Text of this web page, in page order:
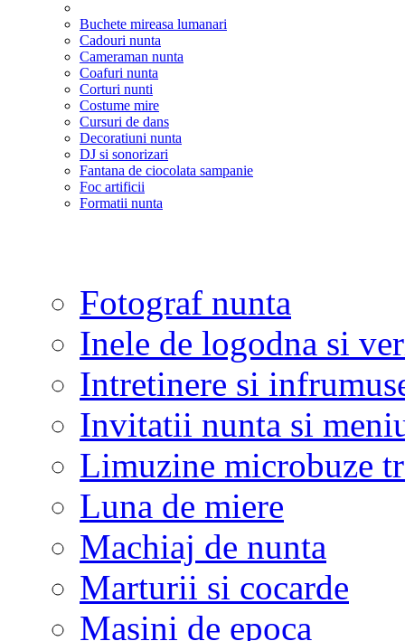
Buchete mireasa lumanari
Cadouri nunta
Cameraman nunta
Coafuri nunta
Corturi nunti
Costume mire
Cursuri de dans
Decoratiuni nunta
DJ si sonorizari
Fantana de ciocolata sampanie
Foc artificii
Formatii nunta
Fotograf nunta
Inele de logodna si
Intretinere si
Invitatii nunta si
Limuzine microbuze
Luna de miere
Machiaj de nunta
Marturii si cocarde
Masini de epoca